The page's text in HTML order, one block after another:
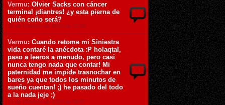
Vermu: Olvier Sacks con cáncer
terminal ¡diantres! ¿y esta pierna de
quién coño será?
19 de Febrero de 2015 ás 12:33
Vermu: Cuando retome mi Siniestra
vida contaré la anécdota :P holaqtal,
paso a leeros a menudo, pero casi
nunca tengo nada que contar! Mi
paternidad me impide trasnochar en
bares ya que todos los minutos de
sueño cuentan! ;) he pasado del todo
a la nada jeje ;)
12 de Febrero de 2015 ás 09:07